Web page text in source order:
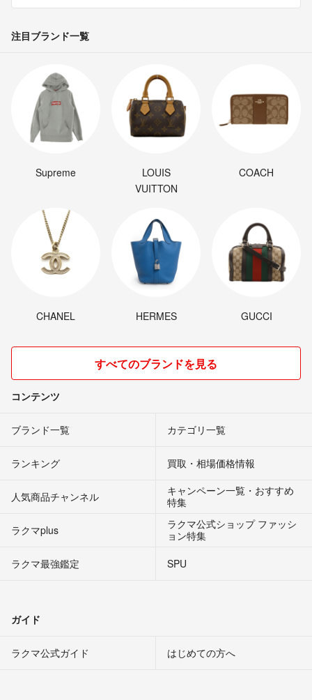
注目ブランド一覧
Supreme
LOUIS
VUITTON
COACH
CHANEL HERMES GUCCI
すべてのブランドを見る
コンテンツ
ブランド一覧 カテゴリ一覧
ランキング 買取・相場価格情報
人気商品チャンネル
キャンペーン一覧・おすすめ
特集
ラクマplus
ラクマ公式ショップ ファッシ
ョン特集
ラクマ最強鑑定
SPU
ガイド
ラクマ公式ガイド はじめての方へ